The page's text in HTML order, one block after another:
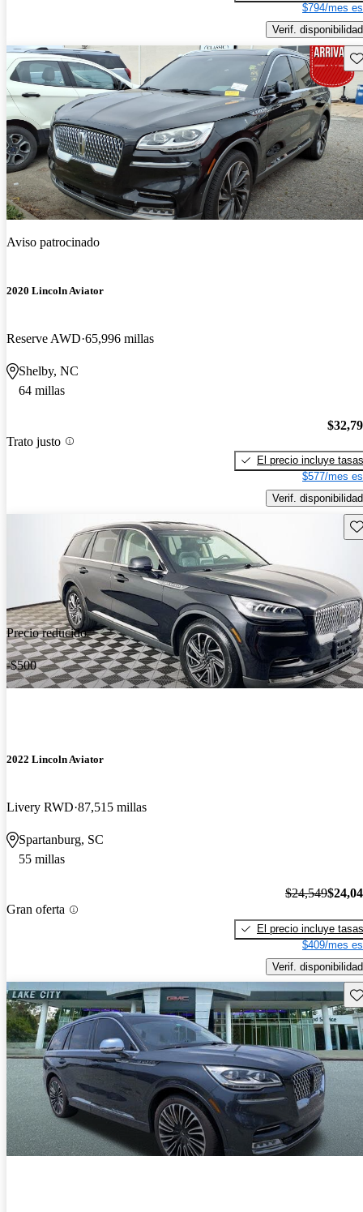
$794/mes
Verif. disponibilidad
Aviso patrocinado
2020 Lincoln Aviator
Reserve AWD 65,996 millas
Shelby, NC
64 millas
Trato justo
El precio incluye tasas
$577/mes
Verif. disponibilidad
Precio reducido
-$500
2022 Lincoln Aviator
Livery RWD 87,515 millas
Spartanburg, SC
55 millas
Gran oferta
$24,549
El precio incluye tasas
$409/mes
Verif. disponibilidad